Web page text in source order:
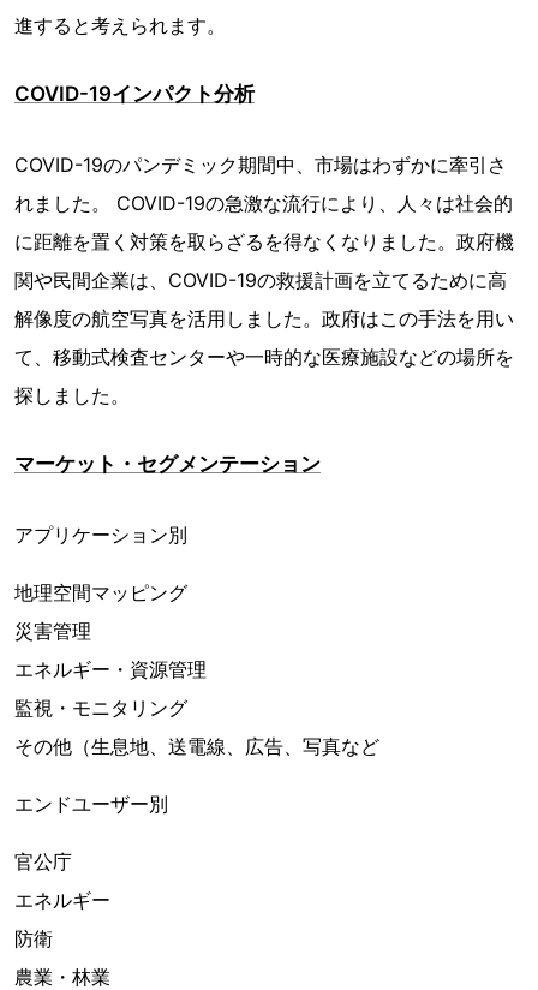
進すると考えられます。
COVID-19インパクト分析
COVID-19のパンデミック期間中、市場はわずかに牽引さ
れました。 COVID-19の急激な流行により、人々は社会的
に距離を置く対策を取らざるを得なくなりました。政府機
関や民間企業は、COVID-19の救援計画を立てるために高
解像度の航空写真を活用しました。政府はこの手法を用い
て、移動式検査センターや一時的な医療施設などの場所を
探しました。
マーケット・セグメンテーション
アプリケーション別
地理空間マッピング
災害管理
エネルギー・資源管理
監視・モニタリング
その他（生息地、送電線、広告、写真など
エンドユーザー別
官公庁
エネルギー
防衛
農業・林業